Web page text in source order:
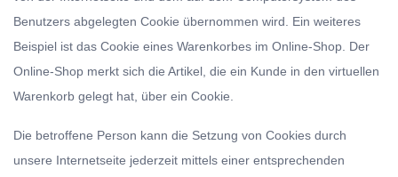
Benutzers abgelegten Cookie übernommen wird. Ein weiteres
Beispiel ist das Cookie eines Warenkorbes im Online-Shop. Der
Online-Shop merkt sich die Artikel, die ein Kunde in den virtuellen
Warenkorb gelegt hat, über ein Cookie.
Die betroffene Person kann die Setzung von Cookies durch
unsere Internetseite jederzeit mittels einer entsprechenden